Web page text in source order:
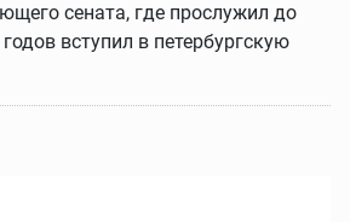
сената, где прослужил до
вступил в петербургскую